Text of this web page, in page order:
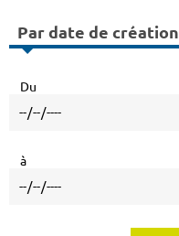
Par date de création
Du
à